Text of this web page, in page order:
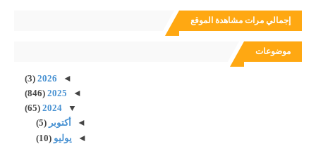
إجمالي مرات مشاهدة الموقع
موضوعات
◄
2026
(3)
◄
2025
(846)
▼
2024
(65)
◄
أكتوبر(5)
◄ يوليو(10)